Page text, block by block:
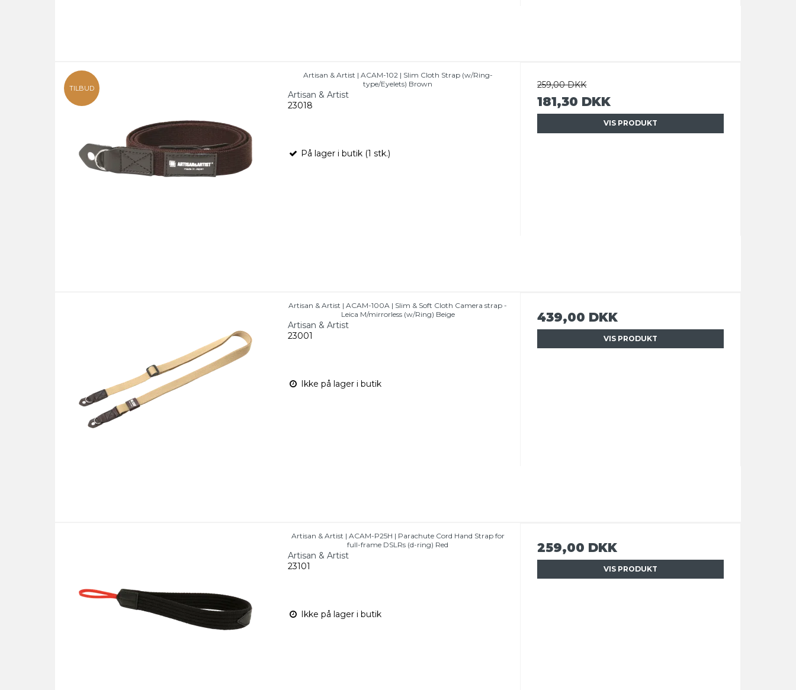
TILBUD
Artisan & Artist | ACAM-102 | Slim Cloth Strap (w/Ring-
type/Eyelets) Brown
Artisan & Artist
23018
På lager i butik (1 stk.)
259,00 DKK
181,30 DKK
VIS PRODUKT
Artisan & Artist | ACAM-100A | Slim & Soft Cloth Camera strap -
Leica M/mirrorless (w/Ring) Beige
Artisan & Artist
23001
Ikke på lager i butik
439,00 DKK
VIS PRODUKT
Artisan & Artist | ACAM-P25H | Parachute Cord Hand Strap for
full-frame DSLRs (d-ring) Red
Artisan & Artist
23101
Ikke på lager i butik
259,00 DKK
VIS PRODUKT